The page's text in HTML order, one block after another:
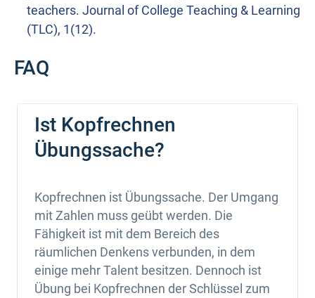
teachers. Journal of College Teaching & Learning
(TLC), 1(12).
FAQ
Ist Kopfrechnen
Übungssache?
Kopfrechnen ist Übungssache. Der Umgang
mit Zahlen muss geübt werden. Die
Fähigkeit ist mit dem Bereich des
räumlichen Denkens verbunden, in dem
einige mehr Talent besitzen. Dennoch ist
Übung bei Kopfrechnen der Schlüssel zum